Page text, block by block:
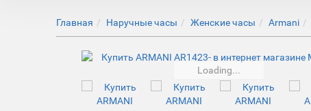
Главная Наручные часы Женские часы Armani
Loading...